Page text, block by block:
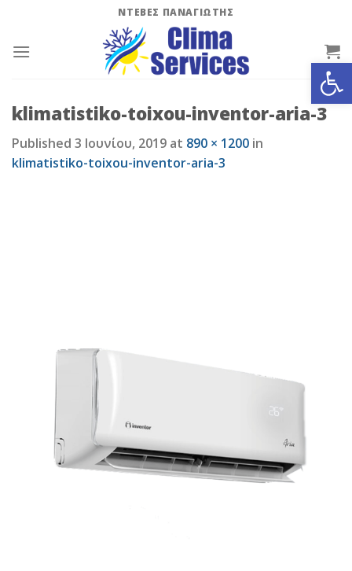
content
ΝΤΕΒΕΣ ΠΑΝΑΓΙΩΤΗΣ
klimatistiko-toixou-inventor-aria-3
Published 3 Ιουνίου, 2019 at 890 × 1200 in
klimatistiko-toixou-inventor-aria-3